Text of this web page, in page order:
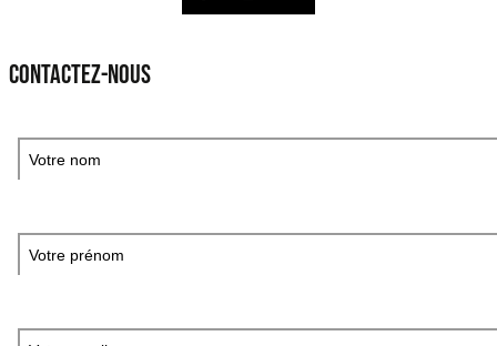
CONTACTEZ-NOUS